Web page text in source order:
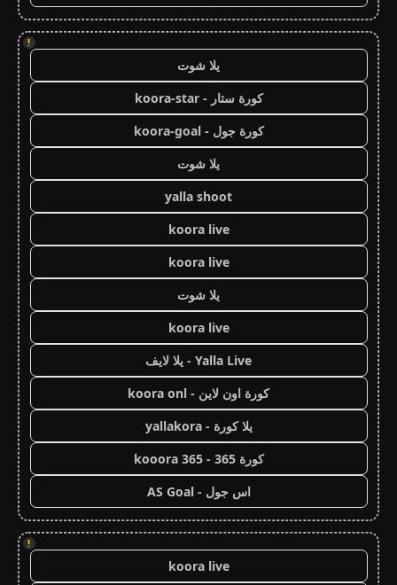
!
يلا شوت
كورة ستار - koora-star
كورة جول - koora-goal
يلا شوت
yalla shoot
koora live
koora live
يلا شوت
koora live
Yalla Live - يلا لايف
كورة اون لاين - koora onl
يلا كورة - yallakora
كورة 365 - kooora 365
اس جول - AS Goal
!
koora live